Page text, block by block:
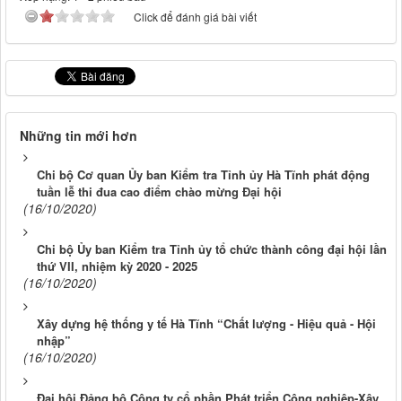
Click để đánh giá bài viết
Những tin mới hơn
Chi bộ Cơ quan Ủy ban Kiểm tra Tỉnh ủy Hà Tĩnh phát động
tuần lễ thi đua cao điểm chào mừng Đại hội
(16/10/2020)
Chi bộ Ủy ban Kiểm tra Tỉnh ủy tổ chức thành công đại hội lần
thứ VII, nhiệm kỳ 2020 - 2025
(16/10/2020)
Xây dựng hệ thống y tế Hà Tĩnh “Chất lượng - Hiệu quả - Hội
nhập”
(16/10/2020)